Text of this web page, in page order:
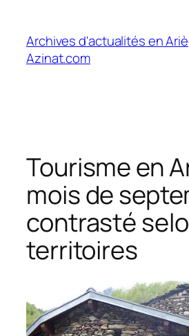
contenu
Archives d'actualités en
Azinat.com
Tourisme en
mois de
contrasté
territoires